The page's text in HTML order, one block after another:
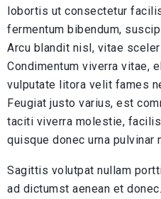
lobortis ut consectetur
fermentum bibendum,
Arcu blandit nisl, vitae
Condimentum viverra vitae,
vulputate litora velit fames
Feugiat justo varius, est
taciti viverra molestie,
quisque donec urna pulvinar
Sagittis volutpat nullam
ad dictumst aenean et